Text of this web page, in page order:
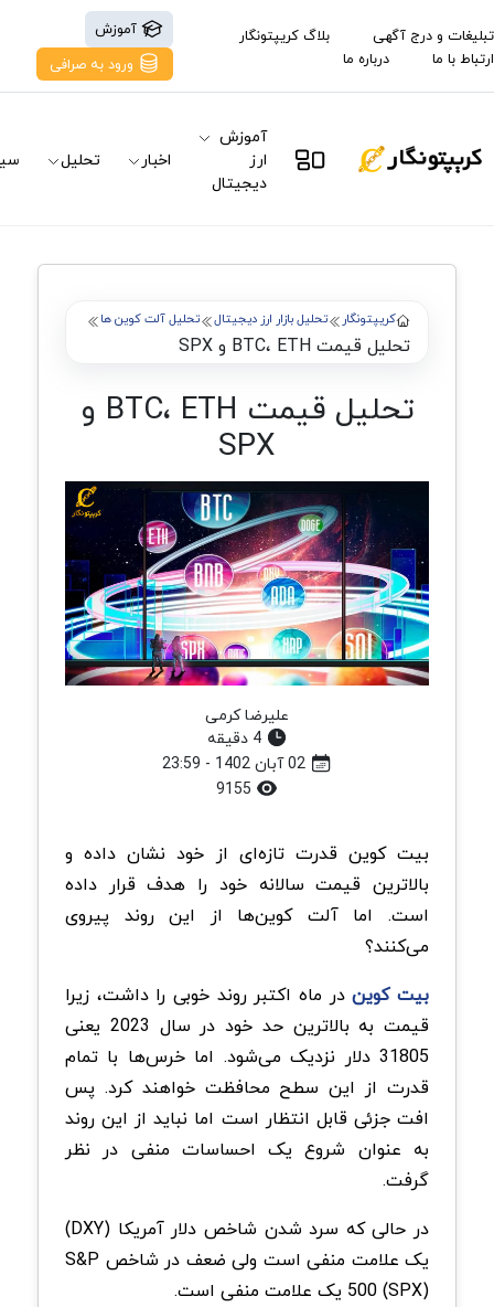
تبلیغات و درج آگهی
بلاگ کریپتونگار
ارتباط با ما
درباره ما
آموزش
ورود به صرافی
آموزش
ارز
دیجیتال
اخبار تحلیل
کریپتونگار تحلیل بازار ارز دیجیتال تحلیل آلت کوین ها
تحلیل قیمت BTC، ETH و SPX
تحلیل قیمت BTC، ETH و
SPX
علیرضا کرمی
4 دقیقه
بیت کوین قدرت تازه‌ای از خود نشان داده و
بالاترین قیمت سالانه خود را هدف قرار داده
است. اما آلت کوین‌ها از این روند پیروی
می‌کنند؟
بیت کویندر ماه اکتبر روند خوبی را داشت، زیرا
قیمت به بالاترین حد خود در سال 2023 یعنی
31805 دلار نزدیک می‌شود. اما خرس‌ها با تمام
قدرت از این سطح محافظت خواهند کرد. پس
افت جزئی قابل انتظار است اما نباید از این روند
به عنوان شروع یک احساسات منفی در نظر
گرفت.
در حالی که سرد شدن شاخص دلار آمریکا (DXY)
یک علامت منفی است ولی ضعف در شاخص S&P
500 (SPX) یک علامت منفی است.